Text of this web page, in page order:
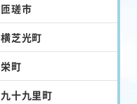
匝瑳市
横芝光町
栄町
九十九里町